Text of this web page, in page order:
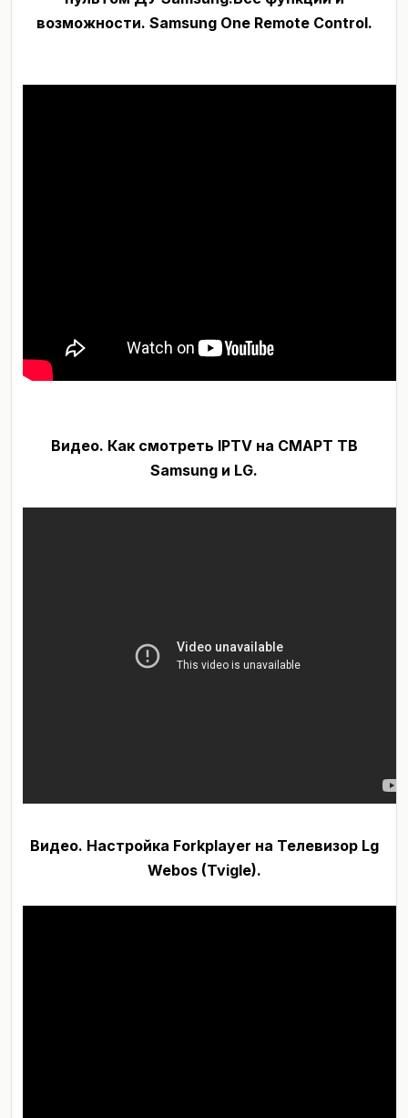
возможности. Samsung One Remote Control.
Видео. Как смотреть IPTV на СМАРТ ТВ
Samsung и LG.
Видео. Настройка Forkplayer на Телевизор Lg
Webos (Tvigle).